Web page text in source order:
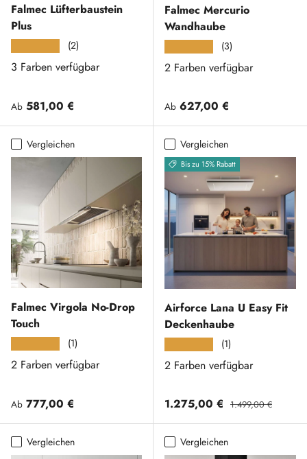
Falmec Lüfterbaustein
Plus
(2)
3 Farben verfügbar
Normaler Preis
Ab 581,00 €
Falmec Mercurio
Wandhaube
(3)
2 Farben verfügbar
Normaler Preis
Ab 627,00 €
Vergleichen
Falmec Virgola No-Drop
Touch
(1)
2 Farben verfügbar
Normaler Preis
Ab 777,00 €
Vergleichen
Bis zu 15% Rabatt
Airforce Lana U Easy Fit
Deckenhaube
(1)
2 Farben verfügbar
Verkaufspreis
1.275,00 € Normaler Preis
1.499,00 €
Vergleichen Vergleichen